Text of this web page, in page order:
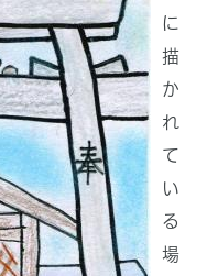
に
描
か
れ
て
い
る
場